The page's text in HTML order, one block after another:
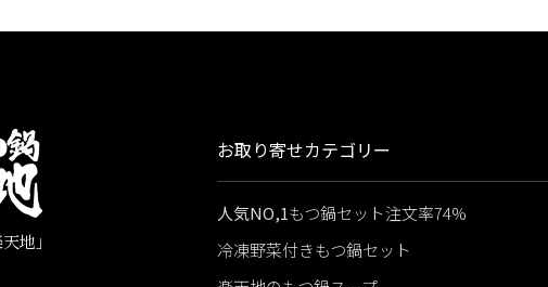
地」
お取り寄せカテゴリー
人気NO,1もつ鍋セット注文率74%
冷凍野菜付きもつ鍋セット